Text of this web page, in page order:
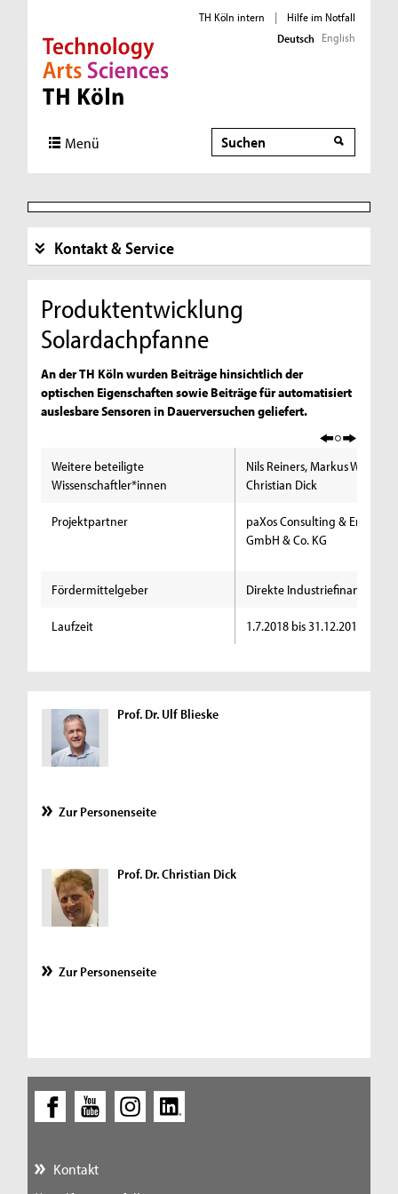
Direkt zur Hauptnavigation
Direkt zur Subnavigation
Direkt zum Inhalt
Direkt zum Fußbereich
TH Köln intern |
Hilfe im Notfall
Deutsch English
Menü Suche
Suche
Kontakt & Service
Produktentwicklung
Solardachpfanne
An der TH Köln wurden Beiträge hinsichtlich der
optischen Eigenschaften sowie Beiträge für automatisiert
auslesbare Sensoren in Dauerversuchen geliefert.
Weitere beteiligte
Wissenschaftler*innen
Nils Reiners, Markus Woldt,
Christian Dick
Projektpartner
paXos Consulting &
GmbH & Co. KG
Fördermittelgeber Direkte
Laufzeit 1.7.2018 bis 31.12.2018
Prof. Dr. Ulf Blieske
Zur Personenseite
Prof. Dr. Christian Dick
Zur Personenseite
Kontakt